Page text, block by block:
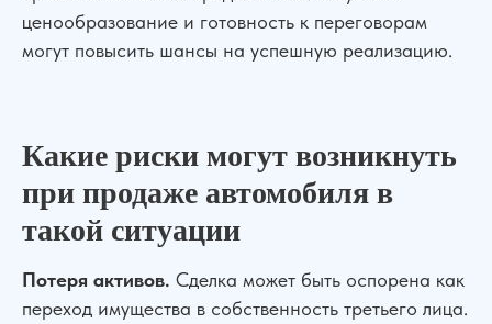
ценообразование и готовность к переговорам
могут повысить шансы на успешную реализацию.
Какие риски могут возникнуть
при продаже автомобиля в
такой ситуации
Потеря активов. Сделка может быть оспорена как
переход имущества в собственность третьего лица.